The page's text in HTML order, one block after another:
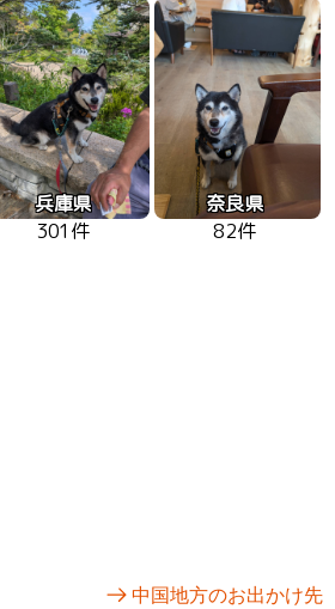
兵庫県
301件
奈良県
82件
中国地方のお出かけ先